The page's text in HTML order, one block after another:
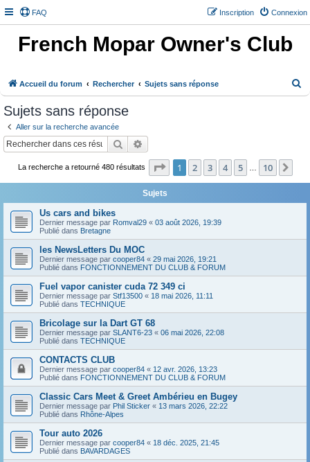
FAQ Connexion
Inscription
French Mopar Owner's Club
Accueil du forum Rechercher Sujets sans réponse
c
Sujets sans réponse
Aller sur la recherche avancée
Rechercher
La recherche a retourné 480 résultats Page 1sur10
1 2 3 4 5 10
Sujets
Us cars and bikes
Dernier message par Romval29 « 03 août 2026, 19:39
Publié dans Bretagne
les NewsLetters Du MOC
Dernier message par cooper84 « 29 mai 2026, 19:21
Publié dans FONCTIONNEMENT DU CLUB & FORUM
Fuel vapor canister cuda 72 349 ci
Dernier message par Stf13500 « 18 mai 2026, 11:11
Publié dans TECHNIQUE
Bricolage sur la Dart GT 68
Dernier message par SLANT6-23 « 06 mai 2026, 22:08
Publié dans TECHNIQUE
CONTACTS CLUB
Dernier message par cooper84 « 12 avr. 2026, 13:23
Publié dans FONCTIONNEMENT DU CLUB & FORUM
Classic Cars Meet & Greet Ambérieu en Bugey
Dernier message par Phil Sticker « 13 mars 2026, 22:22
Publié dans Rhône-Alpes
Tour auto 2026
Dernier message par cooper84 « 18 déc. 2025, 21:45
Publié dans BAVARDAGES